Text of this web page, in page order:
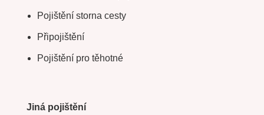
Pojištění storna cesty
Připojištění
Pojištění pro těhotné
Jiná pojištění